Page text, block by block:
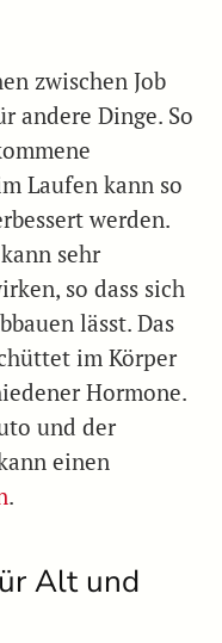
zwischen Job
andere Dinge. So
Laufen kann so
werden.
sehr
so dass sich
lässt. Das
im Körper
Hormone.
und der
einen
.
Alt und